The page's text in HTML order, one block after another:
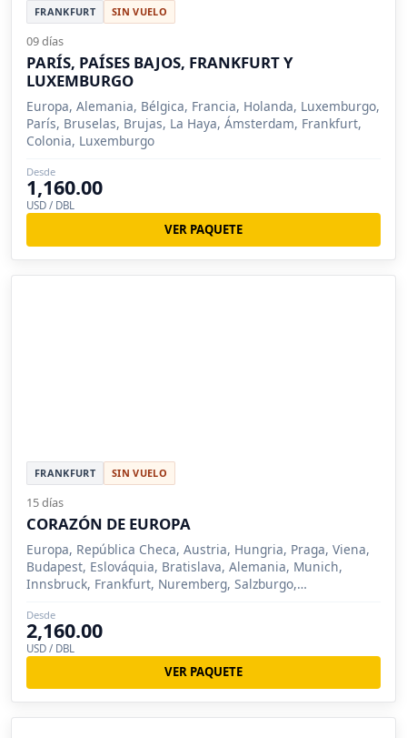
FRANKFURT SIN VUELO
09 días
PARÍS, PAÍSES BAJOS, FRANKFURT Y
LUXEMBURGO
Europa, Alemania, Bélgica, Francia, Holanda, Luxemburgo,
París, Bruselas, Brujas, La Haya, Ámsterdam, Frankfurt,
Colonia, Luxemburgo
Desde
1,160.00
USD / DBL
VER PAQUETE
FRANKFURT SIN VUELO
15 días
CORAZÓN DE EUROPA
Europa, República Checa, Austria, Hungria, Praga, Viena,
Budapest, Eslováquia, Bratislava, Alemania, Munich,
Innsbruck, Frankfurt, Nuremberg, Salzburgo,
Desde
2,160.00
USD / DBL
VER PAQUETE